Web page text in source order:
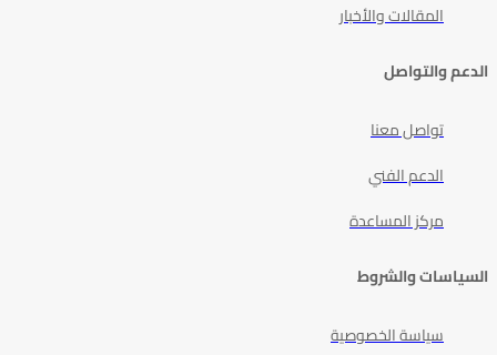
المقالات والأخبار
الدعم والتواصل
تواصل معنا
الدعم الفني
مركز المساعدة
السياسات والشروط
سياسة الخصوصية